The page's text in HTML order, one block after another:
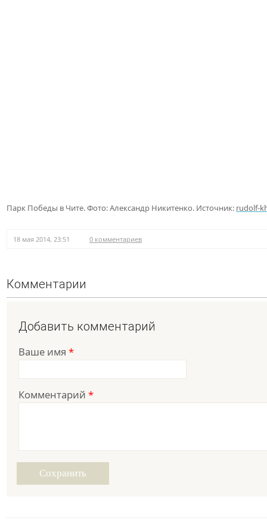
Парк Победы в Чите. Фото: Александр Никитенко. Источник: rudolf-
18 мая 2014, 23:51 0 комментариев
Комментарии
Добавить комментарий
Ваше имя *
Комментарий *